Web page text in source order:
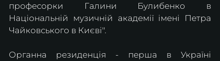
професорки Галини Булибенко в
Національній музичній академії імені Петра
Чайковського в Києві".
Органна резиденція - перша в Україні